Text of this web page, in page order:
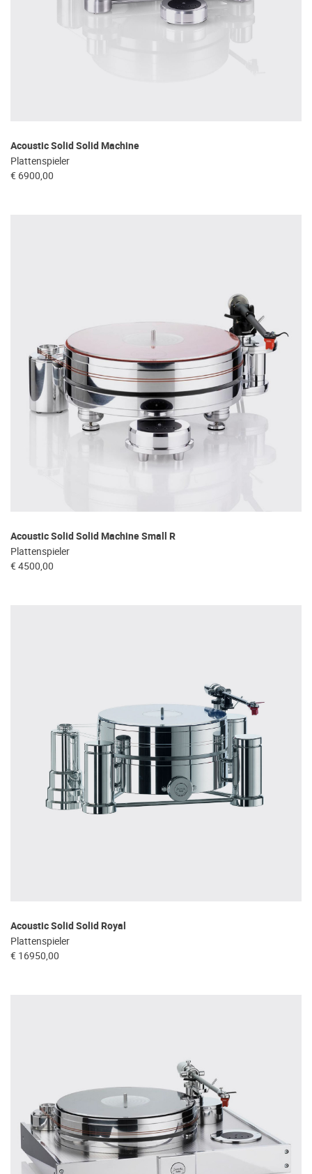
Acoustic Solid Solid Machine
Plattenspieler
€ 6900,00
Acoustic Solid Solid Machine Small R
Plattenspieler
€ 4500,00
Acoustic Solid Solid Royal
Plattenspieler
€ 16950,00